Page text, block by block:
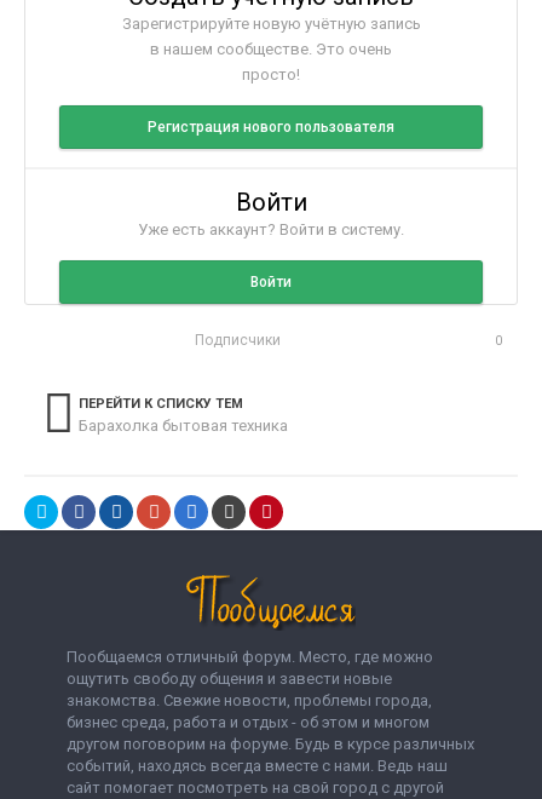
Зарегистрируйте новую учётную запись
в нашем сообществе. Это очень
просто!
Регистрация нового пользователя
Войти
Уже есть аккаунт? Войти в систему.
Войти
Подписчики 0
ПЕРЕЙТИ К СПИСКУ ТЕМ
Барахолка бытовая техника
Пообщаемся отличный форум. Место, где можно
ощутить свободу общения и завести новые
знакомства. Свежие новости, проблемы города,
бизнес среда, работа и отдых - об этом и многом
другом поговорим на форуме. Будь в курсе различных
событий, находясь всегда вместе с нами. Ведь наш
сайт помогает посмотреть на свой город с другой